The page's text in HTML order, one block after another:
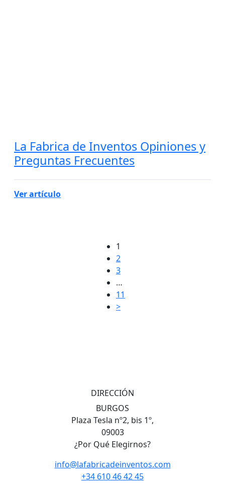
La Fabrica de Inventos Opiniones y
Preguntas Frecuentes
Ver artículo
1
2
3
…
11
>
DIRECCIÓN
BURGOS
Plaza Tesla nº2, bis 1º,
09003
¿Por Qué Elegirnos?
info@lafabricadeinventos.com
+34 610 46 42 45